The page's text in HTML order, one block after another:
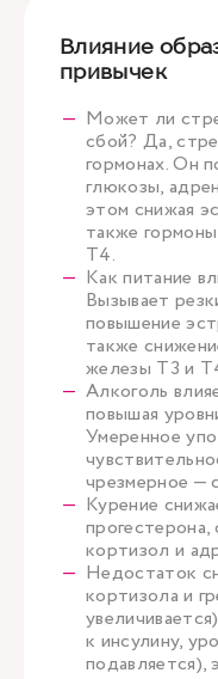
Влияние
привычек
Может ли
сбой? Да,
гормонах. Он
глюкозы,
этом снижая
также
Т4.
Как питание
Вызывает
повышение
также
железы Т3 и
Алкоголь
повышая
Умеренное
чрезмерное —
Курение
кортизол и
Недостаток
кортизола и
к инсулину,
подавляется),